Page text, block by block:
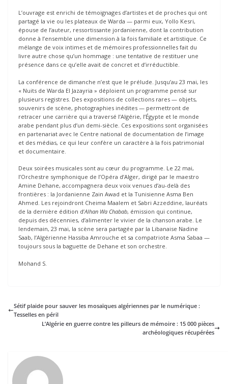
L’ouvrage est enrichi de témoignages d’artistes et de proches qui ont
partagé la vie ou les plateaux de Warda — parmi eux, Yollo Kesri,
épouse de l’auteur, ressortissante jordanienne, dont la contribution
donne à l’ensemble une dimension à la fois familiale et artistique. Ce
mélange de voix intimes et de mémoires professionnelles fait du
livre autre chose qu’un hommage : une tentative de restituer une
présence dans ce qu’elle avait de concret et d’irréductible.
La conférence de dimanche n’est que le prélude. Jusqu’au 23 mai, les
« Nuits de Warda El Jazayria » déploient un programme pensé sur
plusieurs registres. Des expositions de collections rares — objets,
souvenirs de scène, photographies inédites — permettront de
retracer une carrière qui a traversé l’Algérie, l’Égypte et le monde
arabe pendant plus d’un demi-siècle. Ces expositions sont organisées
en partenariat avec le Centre national de documentation de l’image
et des médias, ce qui leur confère un caractère à la fois patrimonial
et documentaire.
Deux soirées musicales sont au cœur du programme. Le 22 mai,
l’Orchestre symphonique de l’Opéra d’Alger, dirigé par le maestro
Amine Dehane, accompagnera deux voix venues d’au-delà des
frontières : la Jordanienne Zain Awad et la Tunisienne Asma Ben
Ahmed. Les rejoindront Cheima Maalem et Sabri Azzeddine, lauréats
de la dernière édition d’Alhan Wa Chabab, émission qui continue,
depuis des décennies, d’alimenter le vivier de la chanson arabe. Le
lendemain, 23 mai, la scène sera partagée par la Libanaise Nadine
Saab, l’Algérienne Hassiba Amrouche et sa compatriote Asma Sabaa —
toujours sous la baguette de Dehane et son orchestre.
Mohand S.
Sétif plaide pour sauver les mosaïques algériennes par le numérique :
Tesselles en péril
L’Algérie en guerre contre les pilleurs de mémoire : 15 000 pièces
archéologiques récupérées